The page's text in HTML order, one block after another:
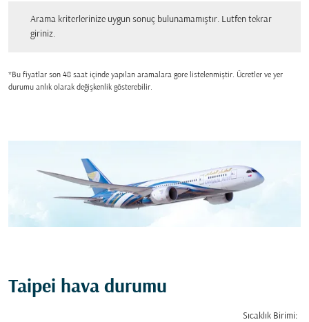
Arama kriterlerinize uygun sonuç bulunamamıştır. Lutfen tekrar
giriniz.
*Bu fiyatlar son 48 saat içinde yapılan aramalara gore listelenmiştir. Ücretler ve yer
durumu anlık olarak değişkenlik gösterebilir.
Taipei hava durumu
Sıcaklık Birimi: